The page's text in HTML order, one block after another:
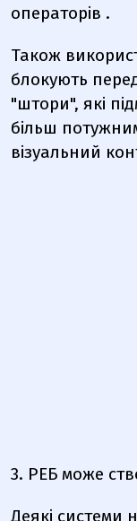
операторів .
Також
блокують
"штори", які
більш
візуальний
3. РЕБ може
Деякі системи